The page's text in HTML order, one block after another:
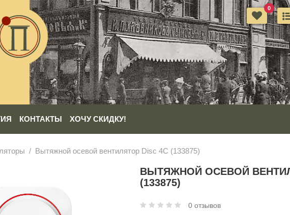
0
КОНТАКТЫ ХОЧУ СКИДКУ!
Вытяжной осевой вентилятор Disc 4C (133875)
ВЫТЯЖНОЙ ОСЕВОЙ
(133875)
0 отзывов